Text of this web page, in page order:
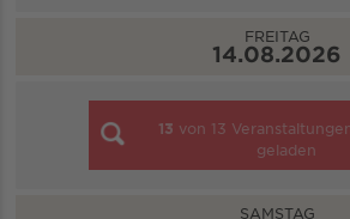
FREITAG
14.08.2026
13 von 13
geladen
SAMSTAG